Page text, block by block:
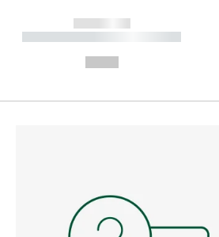
------------
----------- ----------- ----------